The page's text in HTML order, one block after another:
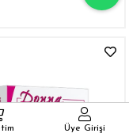
Üye Girişi